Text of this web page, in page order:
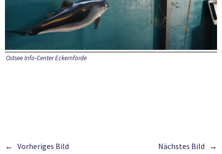
Ostsee Info-Center Eckernförde
Nächstes Bild
Vorheriges Bild